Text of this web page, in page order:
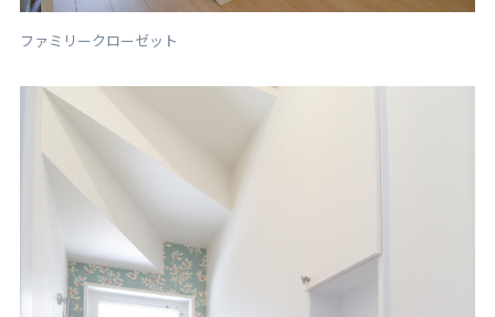
ファミリークローゼット